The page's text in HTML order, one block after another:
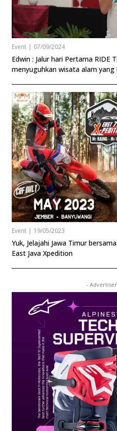
Event | 07/09/2024
Edwin : Jalur hari Pertama RIDE
menyuguhkan wisata alam yang
Event | 19/05/2023
Yuk, Jelajahi Jawa Timur
East Java Xpedition
-